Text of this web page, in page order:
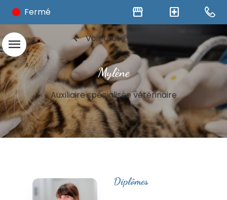
Fermé storefront local_hospital
menu chevron_left Voir toute l'équipe
Mylène
Auxiliaire spécialisée vétérinaire
Diplômes